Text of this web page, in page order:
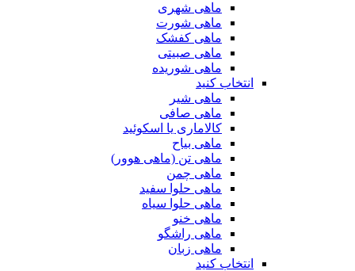
ماهی شهری
ماهی شورت
ماهی کفشک
ماهی صبیتی
ماهی شوریده
انتخاب کنید
ماهی شیر
ماهی صافی
کالاماری یا اسکوئید
ماهی بیاح
ماهی تن (ماهی هوور)
ماهی چمن
ماهی حلوا سفید
ماهی حلوا سیاه
ماهی خنو
ماهی راشگو
ماهی زبان
انتخاب کنید